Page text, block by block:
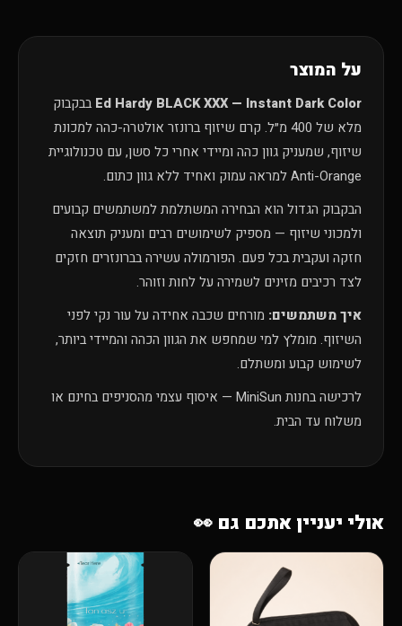
על המוצר
Ed Hardy BLACK XXX — Instant Dark Color בבקבוק
מלא של 400 מ״ל. קרם שיזוף ברונזר אולטרה-כהה למכונת
שיזוף, שמעניק גוון כהה ומיידי אחרי כל סשן, עם טכנולוגיית
Anti-Orange למראה עמוק ואחיד ללא גוון כתום.
הבקבוק הגדול הוא הבחירה המשתלמת למשתמשים קבועים
ולמכוני שיזוף — מספיק לשימושים רבים ומעניק תוצאה
חזקה ועקבית בכל פעם. הפורמולה עשירה בברונזרים חזקים
לצד רכיבים מזינים לשמירה על לחות וזוהר.
איך משתמשים: מורחים שכבה אחידה על עור נקי לפני
השיזוף. מומלץ למי שמחפש את הגוון הכהה והמיידי ביותר,
לשימוש קבוע ומשתלם.
לרכישה בחנות MiniSun — איסוף עצמי מהסניפים בחינם או
משלוח עד הבית.
אולי יעניין אתכם גם 👀